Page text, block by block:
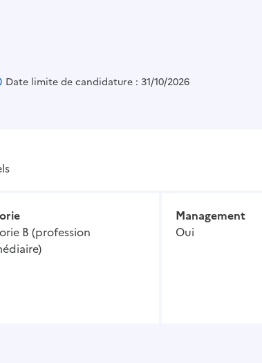
Date limite de candidature : 31/10/2026
B (profession
Management
Oui